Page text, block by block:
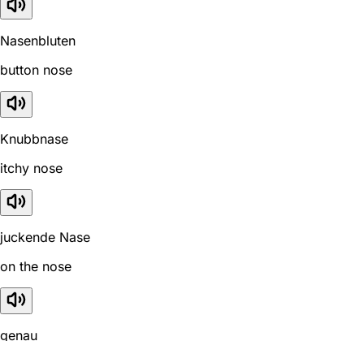
Nasenbluten
button nose
Knubbnase
itchy nose
juckende Nase
on the nose
genau